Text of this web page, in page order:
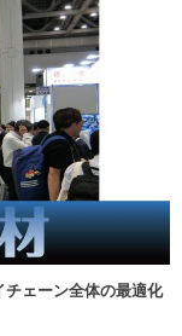
チェーン全体の最適化